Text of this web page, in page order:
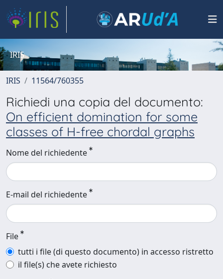
IRIS
IRIS 11564/760355
Richiedi una copia del documento:
On efficient domination for some
classes of H-free chordal graphs
Nome del richiedente
E-mail del richiedente
File
tutti i file (di questo documento) in accesso ristretto
il file(s) che avete richiesto